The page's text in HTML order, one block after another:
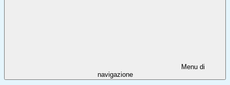
Menu di
navigazione